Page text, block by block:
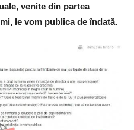
venite din partea
le vom publica de îndată.